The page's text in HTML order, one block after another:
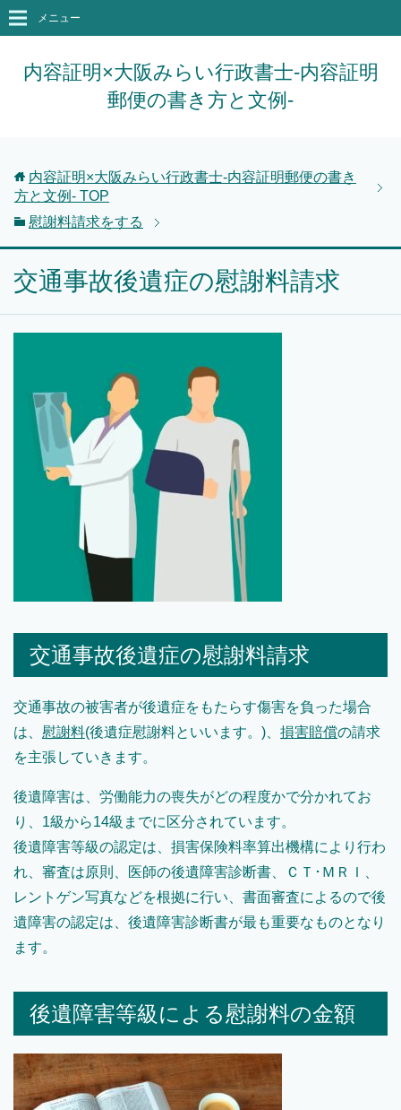
内容証明×大阪みらい行政書士-内容証明
郵便の書き方と文例-
メニュー
内容証明×大阪みらい行政書士-内容証明郵便の書き
方と文例- TOP
慰謝料請求をする
交通事故後遺症の慰謝料請求
交通事故後遺症の慰謝料請求
交通事故の被害者が後遺症をもたらす傷害を負った場合
は、 慰謝料(後遺症慰謝料といいます。)、 損害賠償の請求
を主張していきます。
後遺障害は、労働能力の喪失がどの程度かで分かれてお
り、1級から14級までに区分されています。
後遺障害等級の認定は、損害保険料率算出機構により行わ
れ、審査は原則、医師の後遺障害診断書、ＣＴ･ＭＲＩ、
レントゲン写真などを根拠に行い、書面審査によるので後
遺障害の認定は、後遺障害診断書が最も重要なものとなり
ます。
後遺障害等級による慰謝料の金額